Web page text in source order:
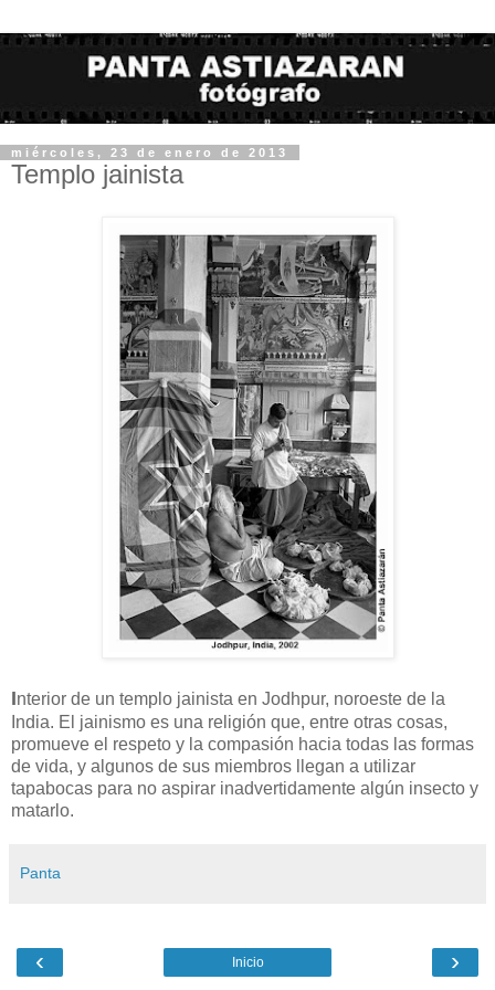
miércoles, 23 de enero de 2013
Templo jainista
Interior de un templo jainista en Jodhpur, noroeste de la
India. El jainismo es una religión que, entre otras cosas,
promueve el respeto y la compasión hacia todas las formas
de vida, y algunos de sus miembros llegan a utilizar
tapabocas para no aspirar inadvertidamente algún insecto y
matarlo.
Panta
‹ ›
Inicio